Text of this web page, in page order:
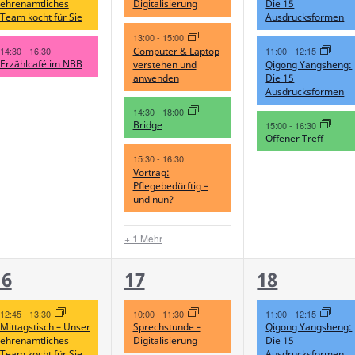
ehrenamtliches
Team kocht für Sie
14:30- 16:30
Erzählcafé im NBB
Digitalisierung
13:00- 15:00
Computer & Laptop
verstehen und
anwenden
14:30- 18:00
Bridge
15:30- 16:30
Vortrag:
Pflegebedürftig –
und nun?
+ 1 Mehr
Die 15
Ausdrucksformen
11:00- 12:15
Qigong Yangsheng:
Die 15
Ausdrucksformen
15:00- 16:30
Offener Treff
12:45- 13:30
Mittagstisch – Unser
ehrenamtliches
4
Veranstaltungen,
17
10:00- 11:30
Sprechstunde –
Digitalisierung
2
18
11:00- 12:15
Qigong Yangsheng:
Die 15